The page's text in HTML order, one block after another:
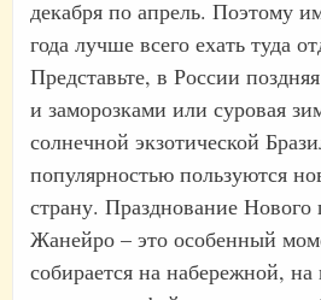
декабря по апрель. Поэтому
года лучше всего ехать туда
Представьте, в России
и заморозками или суровая
солнечной экзотической
популярностью пользуются
страну. Празднование Нового
Жанейро – это особенный
собирается на набережной,